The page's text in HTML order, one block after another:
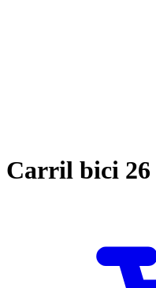
Carril bici 26